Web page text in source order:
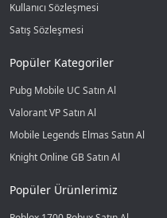
Kullanıcı Sözleşmesi
Satış Sözleşmesi
Popüler Kategoriler
Pubg Mobile UC Satın Al
Valorant VP Satın Al
Mobile Legends Elmas Satın Al
Knight Online GB Satın Al
Popüler Ürünlerimiz